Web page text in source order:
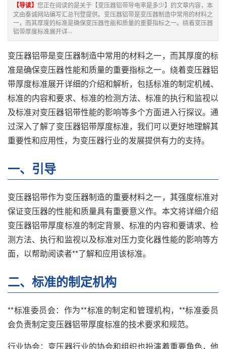
【导读】 您正在阅读的是关于【变压器铝带导电率是多少】的文章内容，本
文由泰诚网站编写汇总刊登提供。变压器铝带是变压器制造中常用的材料之
一，而其厚度的标准是确保变压器性能和质量的重要指标之一。绕着变压器
铝带厚度标准展开详···
变压器铝带是变压器制造中常用的材料之一，而其厚度的标
准是确保变压器性能和质量的重要指标之一。绕着变压器铝
带厚度标准展开详细的介绍和解析，包括标准的制定机械、
标准的内容和要求、标准的检测方法、标准的执行和监视以
及标准对变压器铝带性能的影响等多个方面进入行探议。通
过深入了解了变压器铝带厚度标准，我们可以更好地理解其
重要性和应用性，为变压器行业的发展提供有力的支持。
一、引导
变压器铝带作为变压器制造的重要材料之一，其强度标准对
保证变压器的性能和质量具有重要意义作。本文将详细介绍
变压器铝带厚度标准的制定背景、标准的内容和要请求、检
测方法、执行和监视以及标准对压力变化器性能的影响等方
面，以帮助阅读者**了解和应用该标准。
二、标准的制定机构
**标准委员会：作为**标准的制定和管理机构，**标准委员
会负责制定变压器铝带厚度标准的技术要求和规范。
行业协会：变压器行业的协会和组织也扮演着重要角色，他